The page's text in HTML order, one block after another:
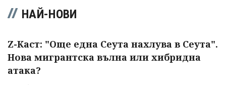
НАЙ-НОВИ
Z-Каст: "Още една Сеута нахлува в Сеута".
Нова мигрантска вълна или хибридна
атака?